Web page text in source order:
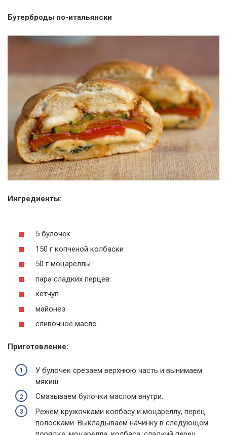
Бутерброды по-итальянски
Ингредиенты:
5 булочек
150 г копченой колбаски
50 г моцареллы
пара сладких перцев
кетчуп
майонез
сливочное масло
Приготовление:
У булочек срезаем верхнюю часть и вынимаем
мякиш.
Смазываем булочки маслом внутри.
Режем кружочками колбасу и моцареллу, перец
полосками. Выкладываем начинку в следующем